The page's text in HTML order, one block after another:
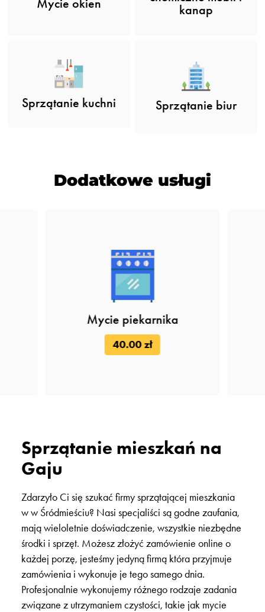
kanap
Sprzątanie kuchni Sprzątanie biur
Dodatkowe usługi
Mycie piekarnika
40.00 zł
Sprzątanie mieszkań na
Gaju
Zdarzyło Ci się szukać firmy sprzątającej mieszkania
w w Śródmieściu? Nasi specjaliści są godne zaufania,
mają wieloletnie doświadczenie, wszystkie niezbędne
środki i sprzęt. Możesz złożyć zamówienie online o
każdej porzę, jesteśmy jedyną firmą która przyjmuje
zamówienia i wykonuje je tego samego dnia.
Profesjonalnie wykonujemy różnego rodzaje zadania
związane z utrzymaniem czystości, takie jak mycie